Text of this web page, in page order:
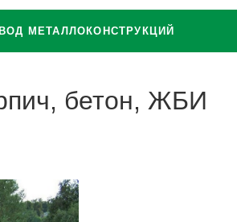
МЕТАЛЛОКОНСТРУКЦИЙ
бетон, ЖБИ